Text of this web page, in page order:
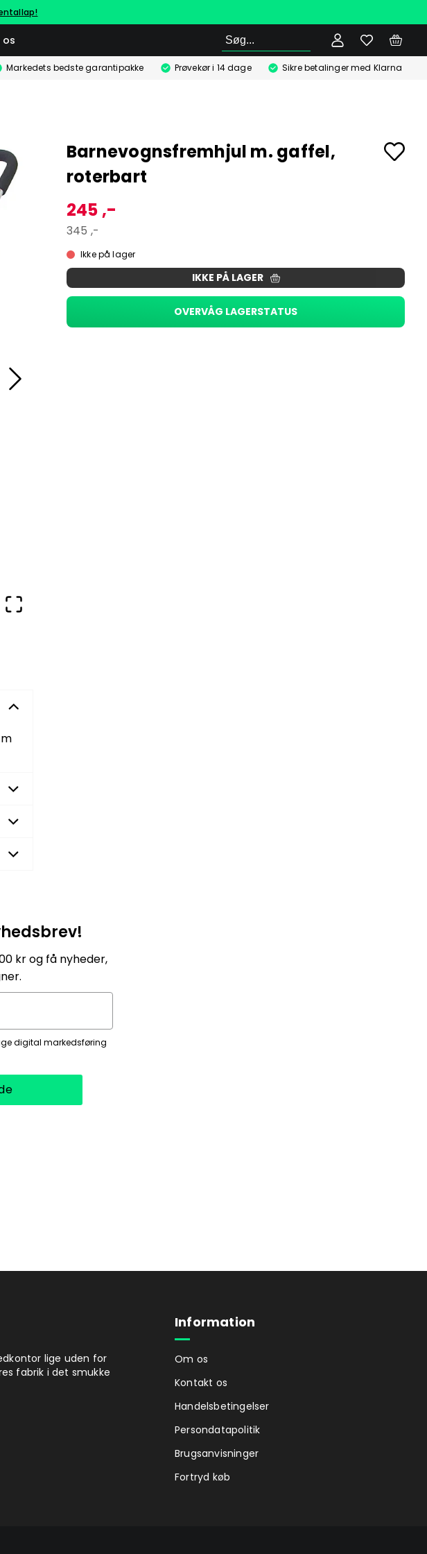
os Søg
Markedets bedste garantipakke Prøvekør i 14 dage Sikre betalinger med Klarna
Barnevognsfremhjul m. gaffel,
roterbart
245 ,-
345 ,-
Ikke på lager
IKKE PÅ LAGER
OVERVÅG LAGERSTATUS
kr og få nyheder,
digital markedsføring
lige uden for
fabrik i det smukke
Information
Om os
Kontakt os
Handelsbetingelser
Persondatapolitik
Brugsanvisninger
Fortryd køb